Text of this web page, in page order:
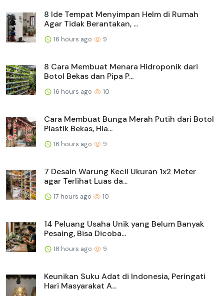
8 Ide Tempat Menyimpan Helm di Rumah
Agar Tidak Berantakan, ...
16 hours ago 9
8 Cara Membuat Menara Hidroponik dari
Botol Bekas dan Pipa P...
16 hours ago 10
Cara Membuat Bunga Merah Putih dari Botol
Plastik Bekas, Hia...
16 hours ago 9
7 Desain Warung Kecil Ukuran 1x2 Meter
agar Terlihat Luas da...
17 hours ago 10
14 Peluang Usaha Unik yang Belum Banyak
Pesaing, Bisa Dicoba...
18 hours ago 9
Keunikan Suku Adat di Indonesia, Peringati
Hari Masyarakat A...